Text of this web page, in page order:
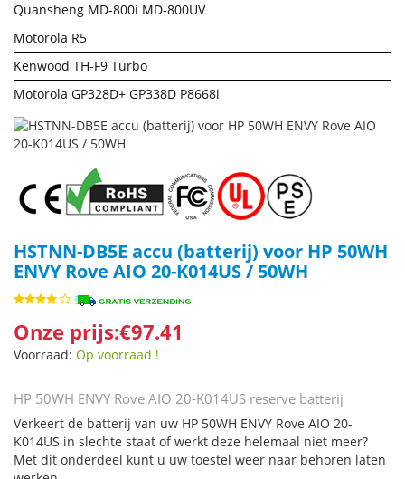
Quansheng MD-800i MD-800UV
Motorola R5
Kenwood TH-F9 Turbo
Motorola GP328D+ GP338D P8668i
HSTNN-DB5E accu (batterij) voor HP 50WH
ENVY Rove AIO 20-K014US / 50WH
Onze prijs:€97.41
Voorraad: Op voorraad !
HP 50WH ENVY Rove AIO 20-K014US reserve batterij
Verkeert de batterij van uw HP 50WH ENVY Rove AIO 20-
K014US in slechte staat of werkt deze helemaal niet meer?
Met dit onderdeel kunt u uw toestel weer naar behoren laten